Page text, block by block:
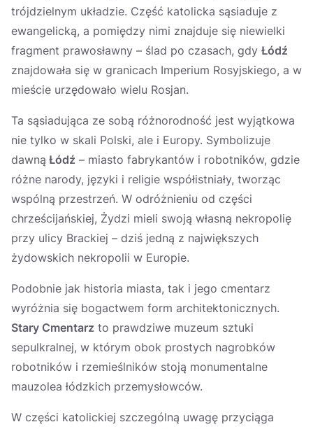
trójdzielnym układzie. Część katolicka sąsiaduje z
ewangelicką, a pomiędzy nimi znajduje się niewielki
fragment prawosławny – ślad po czasach, gdy Łódź
znajdowała się w granicach Imperium Rosyjskiego, a w
mieście urzędowało wielu Rosjan.
Ta sąsiadująca ze sobą różnorodność jest wyjątkowa
nie tylko w skali Polski, ale i Europy. Symbolizuje
dawną Łódź – miasto fabrykantów i robotników, gdzie
różne narody, języki i religie współistniały, tworząc
wspólną przestrzeń. W odróżnieniu od części
chrześcijańskiej, Żydzi mieli swoją własną nekropolię
przy ulicy Brackiej – dziś jedną z największych
żydowskich nekropolii w Europie.
Podobnie jak historia miasta, tak i jego cmentarz
wyróżnia się bogactwem form architektonicznych.
Stary Cmentarz to prawdziwe muzeum sztuki
sepulkralnej, w którym obok prostych nagrobków
robotników i rzemieślników stoją monumentalne
mauzolea łódzkich przemysłowców.
W części katolickiej szczególną uwagę przyciąga